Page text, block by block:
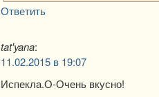
Ответить
tat'yana:
11.02.2015 в 19:07
Испекла.О-Очень вкусно!